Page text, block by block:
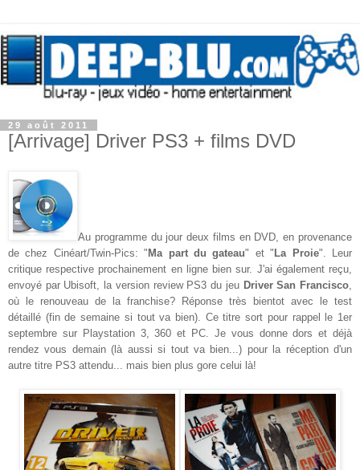
29 août 2011
[Arrivage] Driver PS3 + films DVD
Au programme du jour deux films en DVD, en provenance
de chez Cinéart/Twin-Pics: " Ma part du gateau" et " La Proie". Leur
critique respective prochainement en ligne bien sur. J'ai également reçu,
envoyé par Ubisoft, la version review PS3 du jeu Driver San Francisco,
où le renouveau de la franchise? Réponse très bientot avec le test
détaillé (fin de semaine si tout va bien). Ce titre sort pour rappel le 1er
septembre sur Playstation 3, 360 et PC. Je vous donne dors et déjà
rendez vous demain (là aussi si tout va bien...) pour la réception d'un
autre titre PS3 attendu... mais bien plus gore celui là!